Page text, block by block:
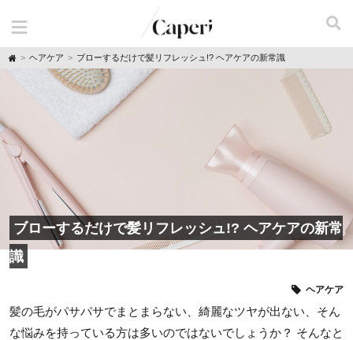
H
ヘアケア ブローするだけで髪リフレッシュ!? ヘアケアの新常識
ブローするだけで髪リフレッシュ!? ヘアケアの新常
識
ヘアケア
髪の毛がパサパサでまとまらない、綺麗なツヤが出ない、そん
な悩みを持っている方は多いのではないでしょうか？ そんなと